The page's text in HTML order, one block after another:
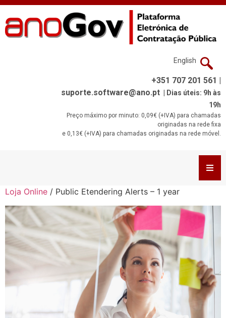
English
+351 707 201 561 |
suporte.software@ano.pt
| Dias úteis: 9h às
19h
Preço máximo por minuto: 0,09€ (+IVA) para chamadas
originadas na rede fixa
e 0,13€ (+IVA) para chamadas originadas na rede móvel.
Loja Online / Public Etendering Alerts – 1 year